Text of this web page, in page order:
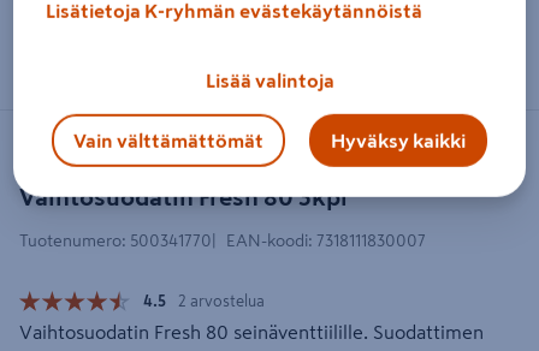
Vaihtosuodatin Fresh 80 3kpl
FRESH
Tuotenumero: 500341770 EAN-koodi: 7318111830007
4.5 2 arvostelua
Vaihtosuodatin Fresh 80 seinäventtiilille. Suodattimen
Lisätietoja K-ryhmän evästekäytännöistä
Lisää valintoja
Vain välttämättömät Hyväksy kaikki